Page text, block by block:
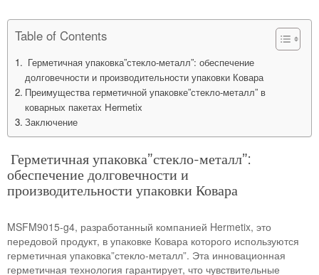
Table of Contents
Герметичная упаковка”стекло-металл”: обеспечение
долговечности и производительности упаковки Ковара
Преимущества герметичной упаковке”стекло-металл” в
коварных пакетах Hermetix
Заключение
Герметичная упаковка”стекло-металл”:
обеспечение долговечности и
производительности упаковки Ковара
MSFM9015-g4, разработанный компанией Hermetix, это
передовой продукт, в упаковке Ковара которого используются
герметичная упаковка”стекло-металл”. Эта инновационная
герметичная технология гарантирует, что чувствительные